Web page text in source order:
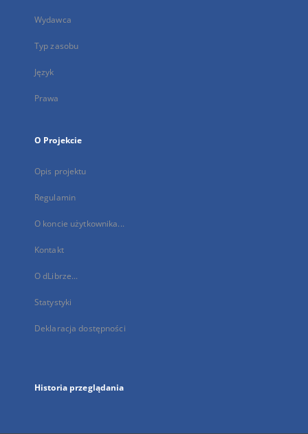
Wydawca
Typ zasobu
Język
Prawa
O Projekcie
Opis projektu
Regulamin
O koncie użytkownika...
Kontakt
O dLibrze...
Statystyki
Deklaracja dostępności
Historia przeglądania